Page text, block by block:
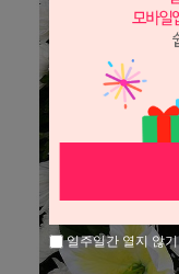
일주일간 열지 않기